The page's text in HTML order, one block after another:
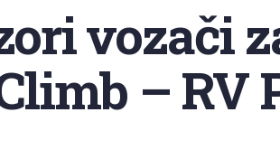
vozači
– RV